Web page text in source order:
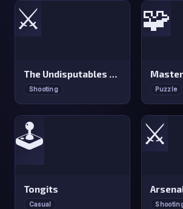
⚔️
The Undisputables Online Multiplayer
Shooting
🧩
Puzzle
🕹️
Tongits
Casual
⚔️